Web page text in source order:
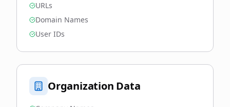
URLs
Domain Names
User IDs
Organization Data